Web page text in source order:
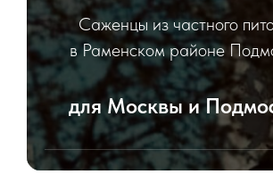
Саженцы из частного
в Раменском районе
для Москвы и